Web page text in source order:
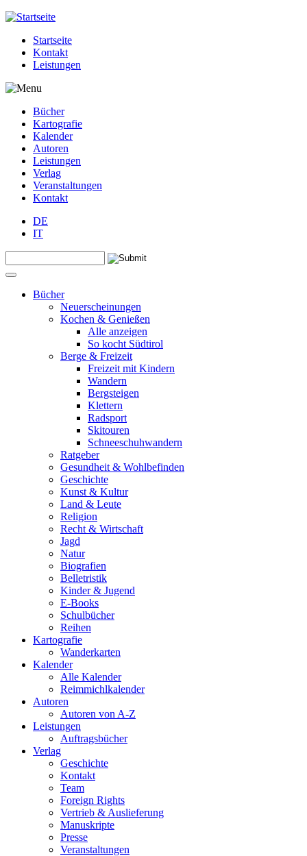
Jump to navigation
Startseite
Kontakt
Leistungen
Bücher
Kartografie
Kalender
Autoren
Leistungen
Verlag
Veranstaltungen
Kontakt
DE
IT
Suchformular
Bücher
Neuerscheinungen
Kochen & Genießen
Alle anzeigen
So kocht Südtirol
Berge & Freizeit
Freizeit mit Kindern
Wandern
Bergsteigen
Klettern
Radsport
Skitouren
Schneeschuhwandern
Ratgeber
Gesundheit & Wohlbefinden
Geschichte
Kunst & Kultur
Land & Leute
Religion
Recht & Wirtschaft
Jagd
Natur
Biografien
Belletristik
Kinder & Jugend
E-Books
Schulbücher
Reihen
Kartografie
Wanderkarten
Kalender
Alle Kalender
Reimmichlkalender
Autoren
Autoren von A-Z
Leistungen
Auftragsbücher
Verlag
Geschichte
Kontakt
Team
Foreign Rights
Vertrieb & Auslieferung
Manuskripte
Presse
Veranstaltungen